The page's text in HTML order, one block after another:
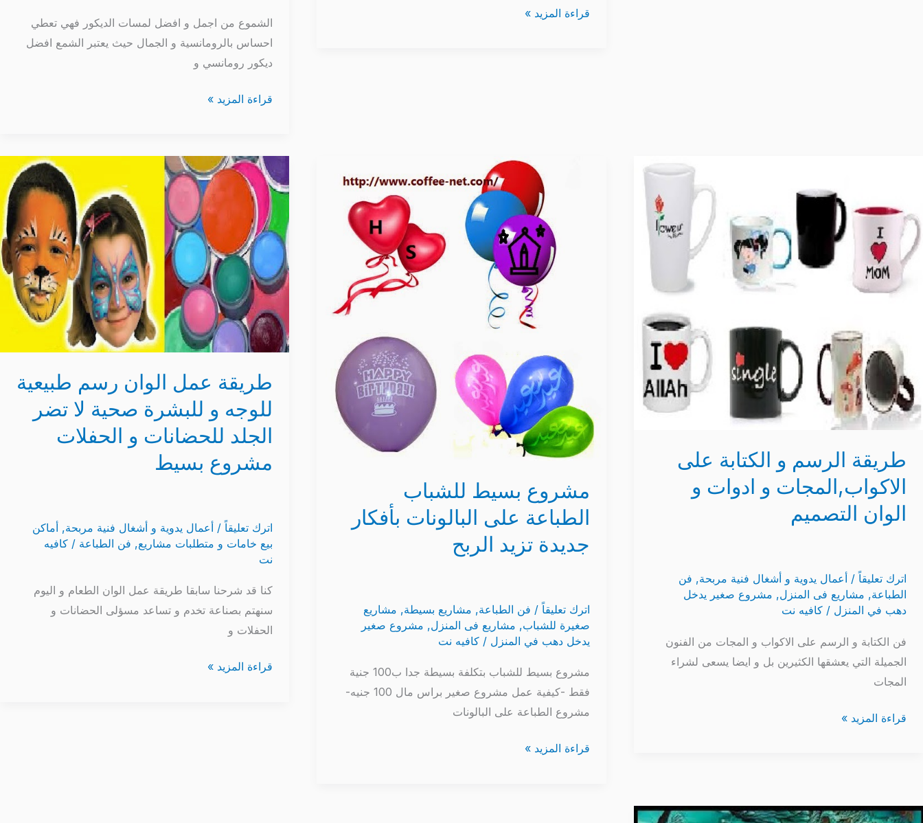
قراءة المزيد »
الشموع من اجمل و افضل لمسات الديكور فهي تعطي
احساس بالرومانسية و الجمال حيث يعتبر الشمع افضل
ديكور رومانسي و
قراءة المزيد »
طريقة الرسم و الكتابة على
الاكواب,المجات و ادوات و
الوان التصميم
اترك تعليقاً / أعمال يدوية و أشغال فنية مربحة, فن
الطباعة, مشاريع فى المنزل, مشروع صغير يدخل
دهب في المنزل / كافيه نت
فن الكتابة و الرسم على الاكواب و المجات من الفنون
الجميلة التي يعشقها الكثيرين بل و ايضا يسعى لشراء
المجات
الكتابة
الاكواب,المجات
و
الوان
التصميم
قراءة المزيد »
مشروع بسيط للشباب
الطباعة على البالونات بأفكار
جديدة تزيد الربح
اترك تعليقاً / فن الطباعة, مشاريع بسيطة, مشاريع
صغيرة للشباب, مشاريع فى المنزل, مشروع صغير
يدخل دهب في المنزل /كافيه نت
مشروع بسيط للشباب بتكلفة بسيطة جدا ب100 جنية
فقط -كيفية عمل مشروع صغير براس مال 100 جنيه-
مشروع الطباعة على البالونات
البالونات
قراءة المزيد »
طريقة عمل الوان رسم طبيعية
للوجه و للبشرة صحية لا تضر
الجلد للحضانات و الحفلات
مشروع بسيط
اترك تعليقاً / أعمال يدوية و أشغال فنية مربحة, أماكن
بيع خامات و متطلبات مشاريع, فن الطباعة / كافيه
نت
كنا قد شرحنا سابقا طريقة عمل الوان الطعام و اليوم
سنهتم بصناعة تخدم و تساعد مسؤلى الحضانات و
الحفلات و
طريقة
عمل
الوان
رسم
طبيعية
للوجه
و
للبشرة
صحية
لا
الجلد
للحضانات
و
الحفلات
مشروع
قراءة المزيد »
كيفية